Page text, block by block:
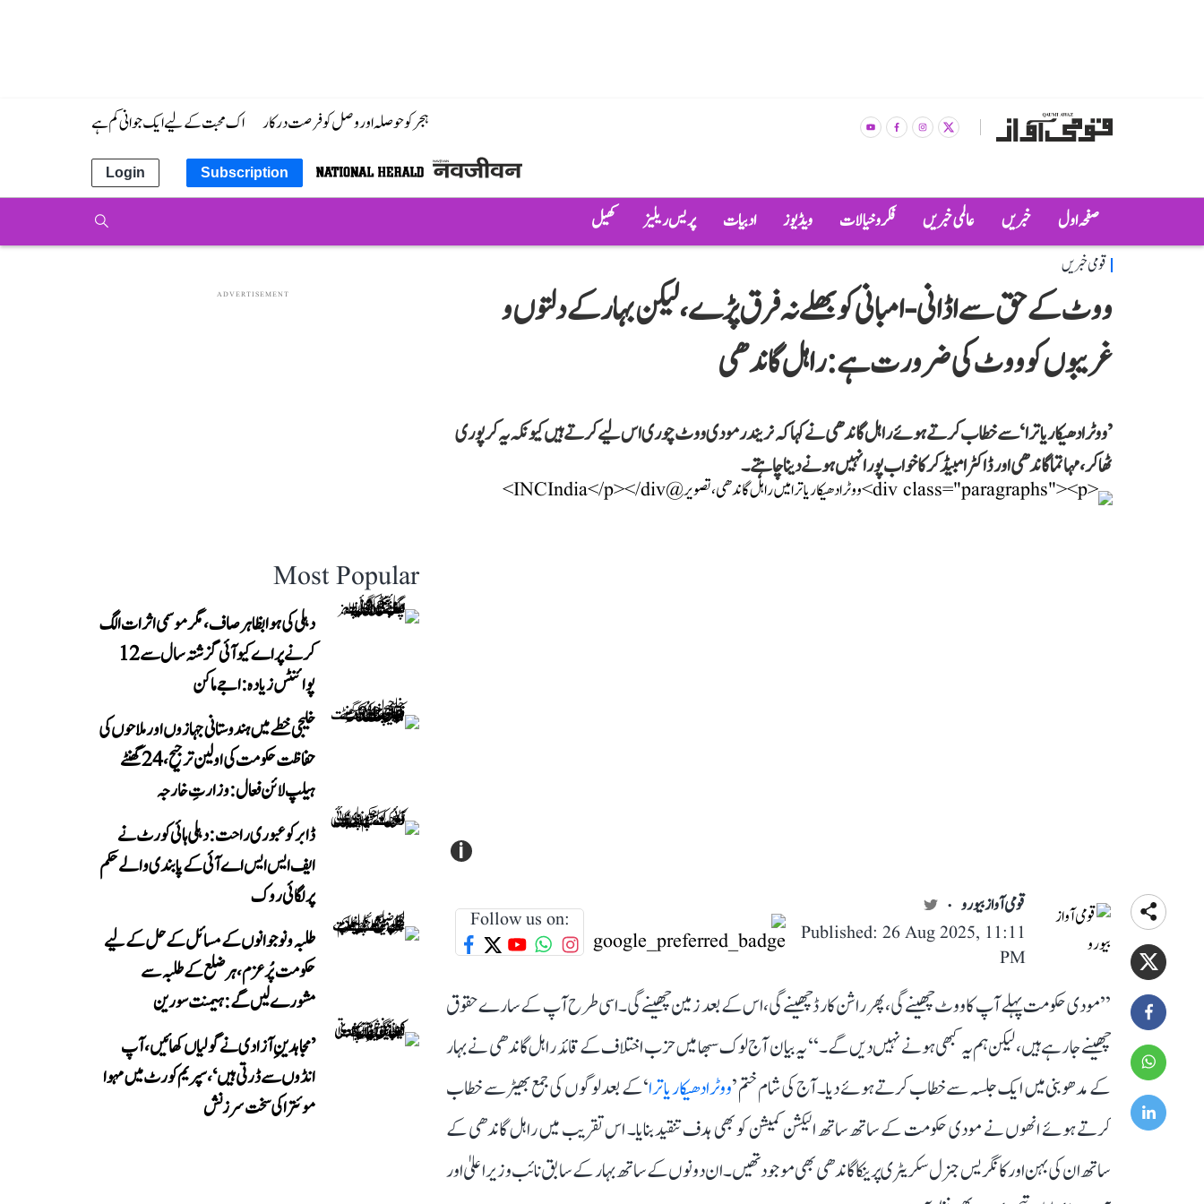
ہجر کو حوصلہ اور وصل کو فرصت درکار اک محبت کے لیے ایک جوانی کم ہے
Subscription
Login
صفحہ اول خبریں عالمی خبریں فکر و خیالات ویڈیوز ادبیات پریس ریلیز کھیل
قومی خبریں
ووٹ کے حق سے اڈانی-امبانی کو بھلے نہ فرق پڑے، لیکن بہار کے دلتوں و
غریبوں کو ووٹ کی ضرورت ہے: راہل گاندھی
’ووٹر ادھیکار یاترا‘ سے خطاب کرتے ہوئے راہل گاندھی نے کہا کہ نریندر مودی ووٹ چوری اس لیے کرتے ہیں کیونکہ یہ کرپوری
ٹھاکر، مہاتما گاندھی اور ڈاکٹر امبیڈکر کا خواب پورا نہیں ہونے دینا چاہتے۔
i
قومی آواز بیورو
Published: 26 Aug 2025, 11:11
PM
Follow us on:
’’مودی حکومت پہلے آپ کا ووٹ چھینے گی، پھر راشن کارڈ چھینے گی، اس کے بعد زمین چھینے گی۔ اسی طرح آپ کے سارے حقوق
چھینے جا رہے ہیں، لیکن ہم یہ کبھی ہونے نہیں دیں گے۔‘‘ یہ بیان آج لوک سبھا میں حزب اختلاف کے قائد راہل گاندھی نے بہار
کے مدھوبنی میں ایک جلسہ سے خطاب کرتے ہوئے دیا۔ آج کی شام ختم ’ووٹر ادھیکار یاترا‘ کے بعد لوگوں کی جمع بھیڑ سے خطاب
کرتے ہوئے انھوں نے مودی حکومت کے ساتھ ساتھ الیکشن کمیشن کو بھی ہدف تنقید بنایا۔ اس تقریب میں راہل گاندھی کے
ساتھ ان کی بہن اور کانگریس جنرل سکریٹری پرینکا گاندھی بھی موجود تھیں۔ ان دونوں کے ساتھ بہار کے سابق نائب وزیر اعلیٰ اور
ADVERTISEMENT
Most Popular
دہلی کی ہوا بظاہر صاف، مگر موسمی اثرات الگ
کرنے پر اے کیو آئی گزشتہ سال سے 12
پوائنٹس زیادہ: اجے ماکن
خلیجی خطے میں ہندوستانی جہازوں اور ملاحوں کی
حفاظت حکومت کی اولین ترجیح، 24 گھنٹے
ہیلپ لائن فعال: وزارتِ خارجہ
ڈابر کو عبوری راحت: دہلی ہائی کورٹ نے
ایف ایس ایس اے آئی کے پابندی والے حکم
پر لگائی روک
طلبہ و نوجوانوں کے مسائل کے حل کے لیے
حکومت پُرعزم، ہر ضلع کے طلبہ سے
مشورے لیں گے: ہیمنت سورین
’مجاہدینِ آزادی نے گولیاں کھائیں، آپ
انڈوں سے ڈرتی ہیں‘، سپریم کورٹ میں مہوا
موئترا کی سخت سرزنش